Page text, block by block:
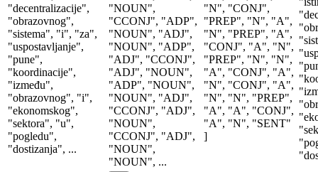
"decentralizacije",
"obrazovnog",
"sistema", "i", "za",
"uspostavljanje",
"pune",
"koordinacije",
"između",
"obrazovnog", "i",
"ekonomskog",
"sektora", "u",
"pogledu",
"dostizanja", ...
"NOUN",
"CCONJ", "ADP",
"NOUN", "ADJ",
"NOUN", "ADP",
"ADJ", "CCONJ",
"ADJ", "NOUN",
"ADP", "NOUN",
"NOUN", "ADJ",
"CCONJ", "ADJ",
"NOUN",
"CCONJ", "ADJ",
"NOUN",
"NOUN", ...
"N", "CONJ",
"PREP", "N", "A",
"N", "PREP", "A",
"CONJ", "A", "N",
"PREP", "N", "N",
"A", "CONJ", "A",
"N", "CONJ", "A",
"N", "N", "PREP",
"A", "A", "CONJ",
"A", "N", "SENT"
]